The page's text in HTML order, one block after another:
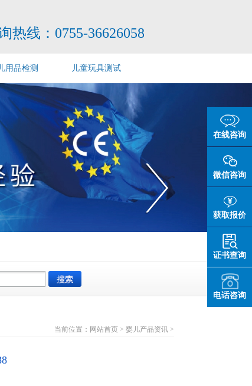
热线： 0755-36626058
用品检测 儿童玩具测试
当前位置： 网站首页 > 婴儿产品资讯 >
在线咨询
微信咨询
获取报价
证书查询
电话咨询